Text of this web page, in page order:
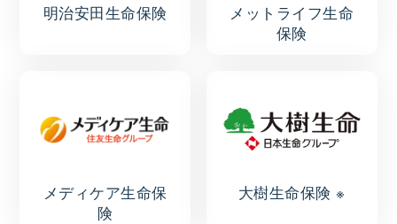
明治安田生命保険
メットライフ生命
保険
メディケア生命保
険
大樹生命保険 ※